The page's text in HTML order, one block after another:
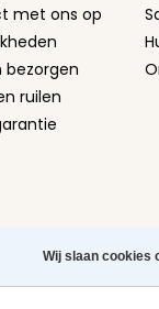
met ons op
bezorgen
ruilen
2026 Leuke
Wij slaan cookies